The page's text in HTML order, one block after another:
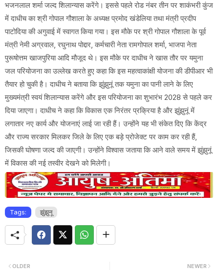
भजनलाल शर्मा जल्द शिलान्यास करेंगे। इससे पहले रोड नंबर तीन पर शाकंभरी कुंज
में दाधीच का श्री गोपाल गौशाला के अध्यक्ष प्रमोद खंडेलिया तथा मंत्री प्रदीप
पाटोदिया की अगुवाई में स्वागत किया गया। इस मौके पर श्री गोपाल गौशाला के पूर्व
मंत्री नेमी अग्रवाल, रघुनाथ पोद्दार, कर्मचारी नेता रामगोपाल शर्मा, भाजपा नेता
पुरूषोत्तम खाजपुरिया आदि मौजूद थे। इस मौके पर दाधीच ने खास तौर पर यमुना
जल परियोजना का उल्लेख करते हुए कहा कि इस महत्वाकांक्षी योजना की डीपीआर भी
तैयार हो चुकी है। दाधीच ने बताया कि झुंझुनूं तक यमुना का पानी लाने के लिए
मुख्यमंत्री स्वयं शिलान्यास करेंगे और इस परियोजना का शुभारंभ 2028 से पहले कर
दिया जाएगा। दाधीच ने कहा कि विकास एक निरंतर प्रक्रिया है और झुंझुनूं में
लगातार नए कार्य और योजनाएं लाई जा रही हैं। उन्होंने यह भी संकेत दिए कि केंद्र
और राज्य सरकार मिलकर जिले के लिए एक बड़े प्रोजेक्ट पर काम कर रही हैं,
जिसकी घोषणा जल्द की जाएगी। उन्होंने विश्वास जताया कि आने वाले समय में झुंझुनूं
में विकास की नई तस्वीर देखने को मिलेगी।
Tags: झुंझुनू
NEWER
OLDER